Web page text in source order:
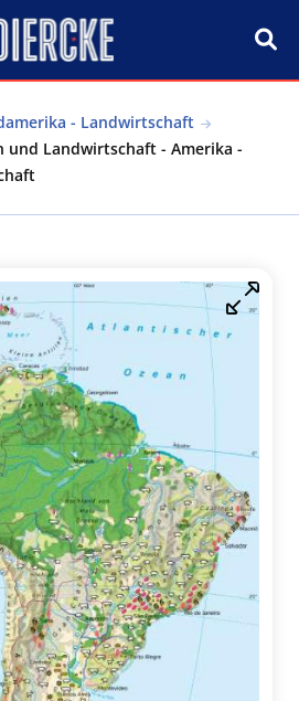
- Landwirtschaft
und Landwirtschaft - Amerika -